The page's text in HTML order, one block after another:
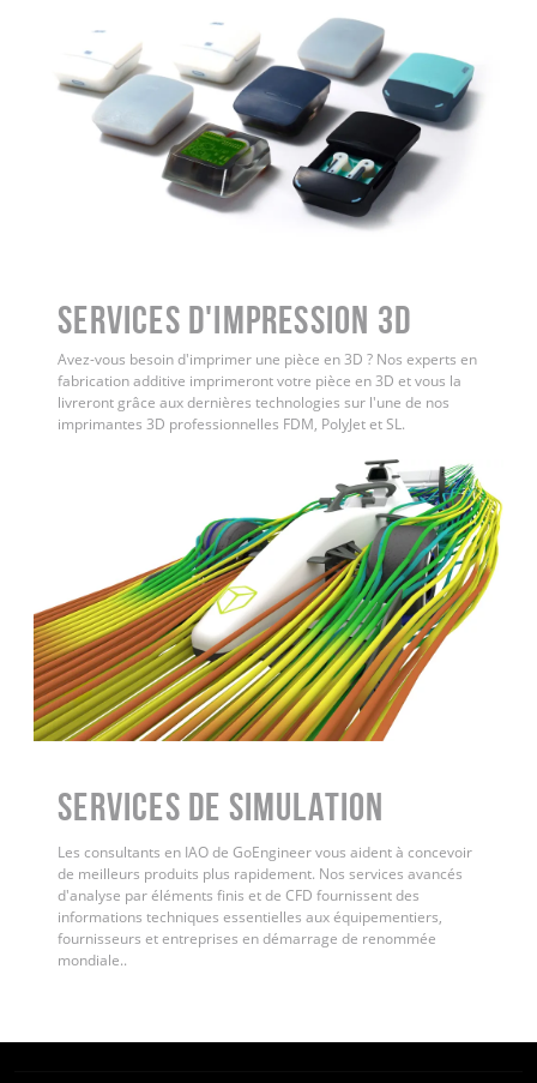
Services d'impression 3D
Avez-vous besoin d'imprimer une pièce en 3D ? Nos experts en
fabrication additive imprimeront votre pièce en 3D et vous la
livreront grâce aux dernières technologies sur l'une de nos
imprimantes 3D professionnelles FDM, PolyJet et SL.
Services de simulation
Les consultants en IAO de GoEngineer vous aident à concevoir
de meilleurs produits plus rapidement. Nos services avancés
d'analyse par éléments finis et de CFD fournissent des
informations techniques essentielles aux équipementiers,
fournisseurs et entreprises en démarrage de renommée
mondiale..